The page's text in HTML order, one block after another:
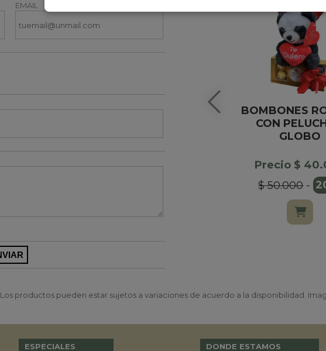
EMAIL
BOMBONES
CON
GLOBO
Precio $
$ 50.000-
Los productos pueden estar sujetos a variaciones de acuerdo a la disponibilidad.
ESPECIALES DONDE ESTAMOS